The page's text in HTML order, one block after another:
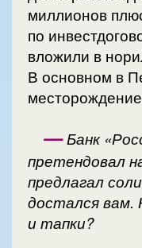
миллионов
по
вложили в
В основном в
—Банк
претендовал
предлагал
достался
и тапки?